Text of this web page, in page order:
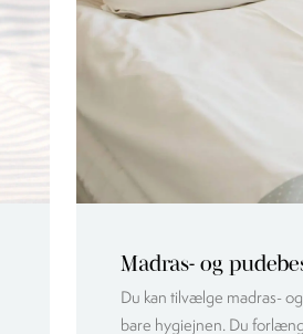
Madras- og
Du kan tilvælge madras-
bare hygiejnen. Du